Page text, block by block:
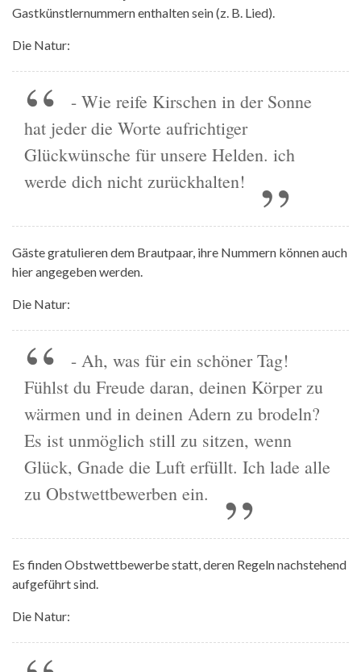
Gastkünstlernummern enthalten sein (z. B. Lied).
Die Natur:
- Wie reife Kirschen in der Sonne
hat jeder die Worte aufrichtiger
Glückwünsche für unsere Helden. ich
werde dich nicht zurückhalten!
Gäste gratulieren dem Brautpaar, ihre Nummern können auch
hier angegeben werden.
Die Natur:
- Ah, was für ein schöner Tag!
Fühlst du Freude daran, deinen Körper zu
wärmen und in deinen Adern zu brodeln?
Es ist unmöglich still zu sitzen, wenn
Glück, Gnade die Luft erfüllt. Ich lade alle
zu Obstwettbewerben ein.
Es finden Obstwettbewerbe statt, deren Regeln nachstehend
aufgeführt sind.
Die Natur: